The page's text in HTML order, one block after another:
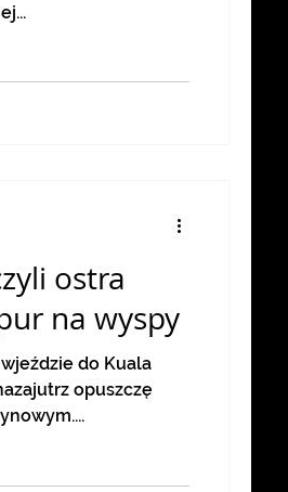
ostra
na wyspy
do Kuala
opuszczę